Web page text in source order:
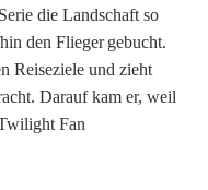
die Landschaft so
den Flieger gebucht.
Reiseziele und zieht
Darauf kam er, weil
Fan